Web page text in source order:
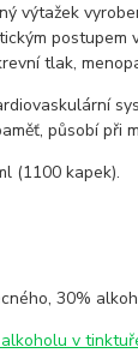
výtažek
postupem
tlak,
působí při
(1100 kapek).
30%
v